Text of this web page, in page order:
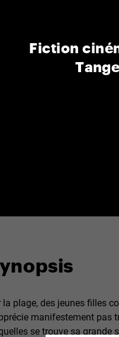
Fiction
la plage, des jeunes filles
manifestement pas
se trouve sa grande